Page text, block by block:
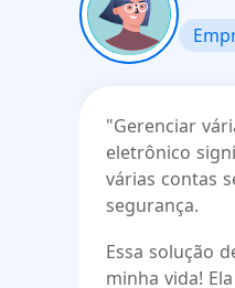
"Gerenciar
eletrônico
várias contas
segurança.
Essa solução
minha vida!